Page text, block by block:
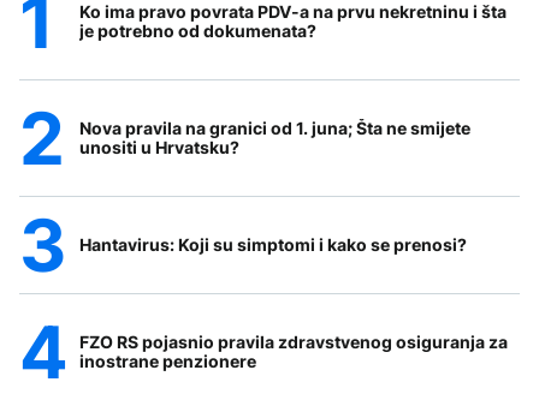
Ko ima pravo povrata PDV-a na prvu nekretninu i šta
je potrebno od dokumenata?
Nova pravila na granici od 1. juna; Šta ne smijete
unositi u Hrvatsku?
Hantavirus: Koji su simptomi i kako se prenosi?
FZO RS pojasnio pravila zdravstvenog osiguranja za
inostrane penzionere